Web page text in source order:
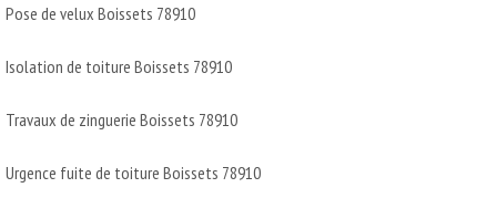
Pose de velux Boissets 78910
Isolation de toiture Boissets 78910
Travaux de zinguerie Boissets 78910
Urgence fuite de toiture Boissets 78910